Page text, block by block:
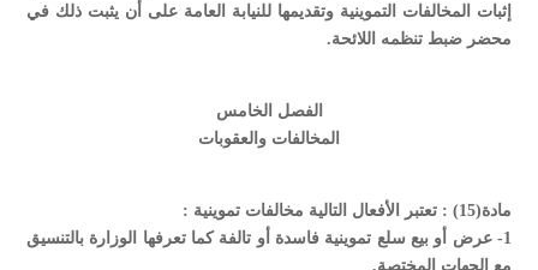
إثبات المخالفات التموينية وتقديمها للنيابة العامة على أن يثبت ذلك في
محضر ضبط تنظمه اللائحة.
الفصل الخامس
المخالفات والعقوبات
مادة(15) : تعتبر الأفعال التالية مخالفات تموينية :
1- عرض أو بيع سلع تموينية فاسدة أو تالفة كما تعرفها الوزارة بالتنسيق
مع الجهات المختصة.